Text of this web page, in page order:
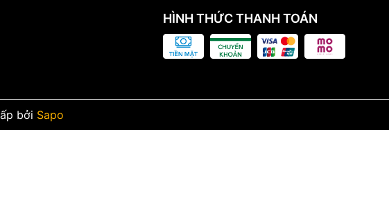
HÌNH THỨC THANH TOÁN
bởi Sapo